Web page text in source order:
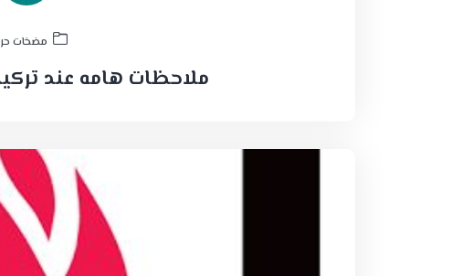
مضخات
ملاحظات هامه عند